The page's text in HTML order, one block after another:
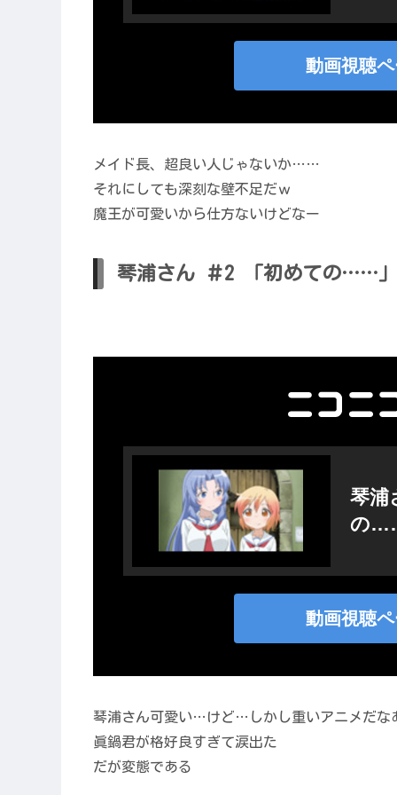
メイド長、超良い人じゃないか……
それにしても深刻な壁不足だｗ
魔王が可愛いから仕方ないけどなー
琴浦さん ＃2 「初めての……
琴浦さん可愛い…けど…しかし重いアニメだな
眞鍋君が格好良すぎて涙出た
だが変態である